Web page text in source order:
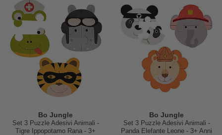
Bo Jungle
Set 3 Puzzle Adesivi Animali -
Tigre Ippopotamo Rana - 3+
Bo Jungle
Set 3 Puzzle Adesivi Animali -
Panda Elefante Leone - 3+ Anni